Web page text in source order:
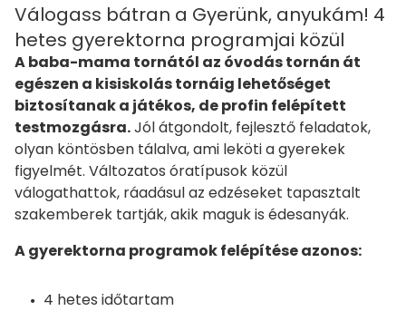
Válogass bátran a Gyerünk, anyukám! 4
hetes gyerektorna programjai közül
A baba-mama tornától az óvodás tornán át
egészen a kisiskolás tornáig lehetőséget
biztosítanak a játékos, de profin felépített
testmozgásra.Jól átgondolt, fejlesztő feladatok,
olyan köntösben tálalva, ami leköti a gyerekek
figyelmét. Változatos óratípusok közül
válogathattok, ráadásul az edzéseket tapasztalt
szakemberek tartják, akik maguk is édesanyák.
A gyerektorna programok felépítése azonos:
4 hetes időtartam